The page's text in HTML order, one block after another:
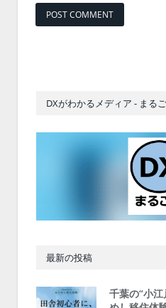
DXがわかるメディア - まる
最新の投稿
千葉の“小